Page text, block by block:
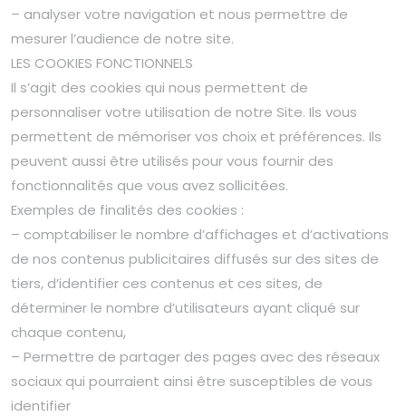
– analyser votre navigation et nous permettre de
mesurer l’audience de notre site.
LES COOKIES FONCTIONNELS
Il s’agit des cookies qui nous permettent de
personnaliser votre utilisation de notre Site. Ils vous
permettent de mémoriser vos choix et préférences. Ils
peuvent aussi être utilisés pour vous fournir des
fonctionnalités que vous avez sollicitées.
Exemples de finalités des cookies :
– comptabiliser le nombre d’affichages et d’activations
de nos contenus publicitaires diffusés sur des sites de
tiers, d’identifier ces contenus et ces sites, de
déterminer le nombre d’utilisateurs ayant cliqué sur
chaque contenu,
– Permettre de partager des pages avec des réseaux
sociaux qui pourraient ainsi être susceptibles de vous
identifier